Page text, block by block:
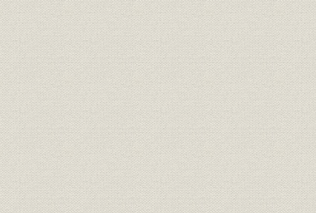
1)進駐軍への積極的な働きかけ
2)進駐軍による膨大な建築工事命令
3)占領直後の進駐軍工事
4)進駐軍工事の転換期
2 飛行場建設工事
1)最初の進駐軍工事―入間川飛行場建設工事
2)進駐軍最大の飛行場工事―横田航空基地工事